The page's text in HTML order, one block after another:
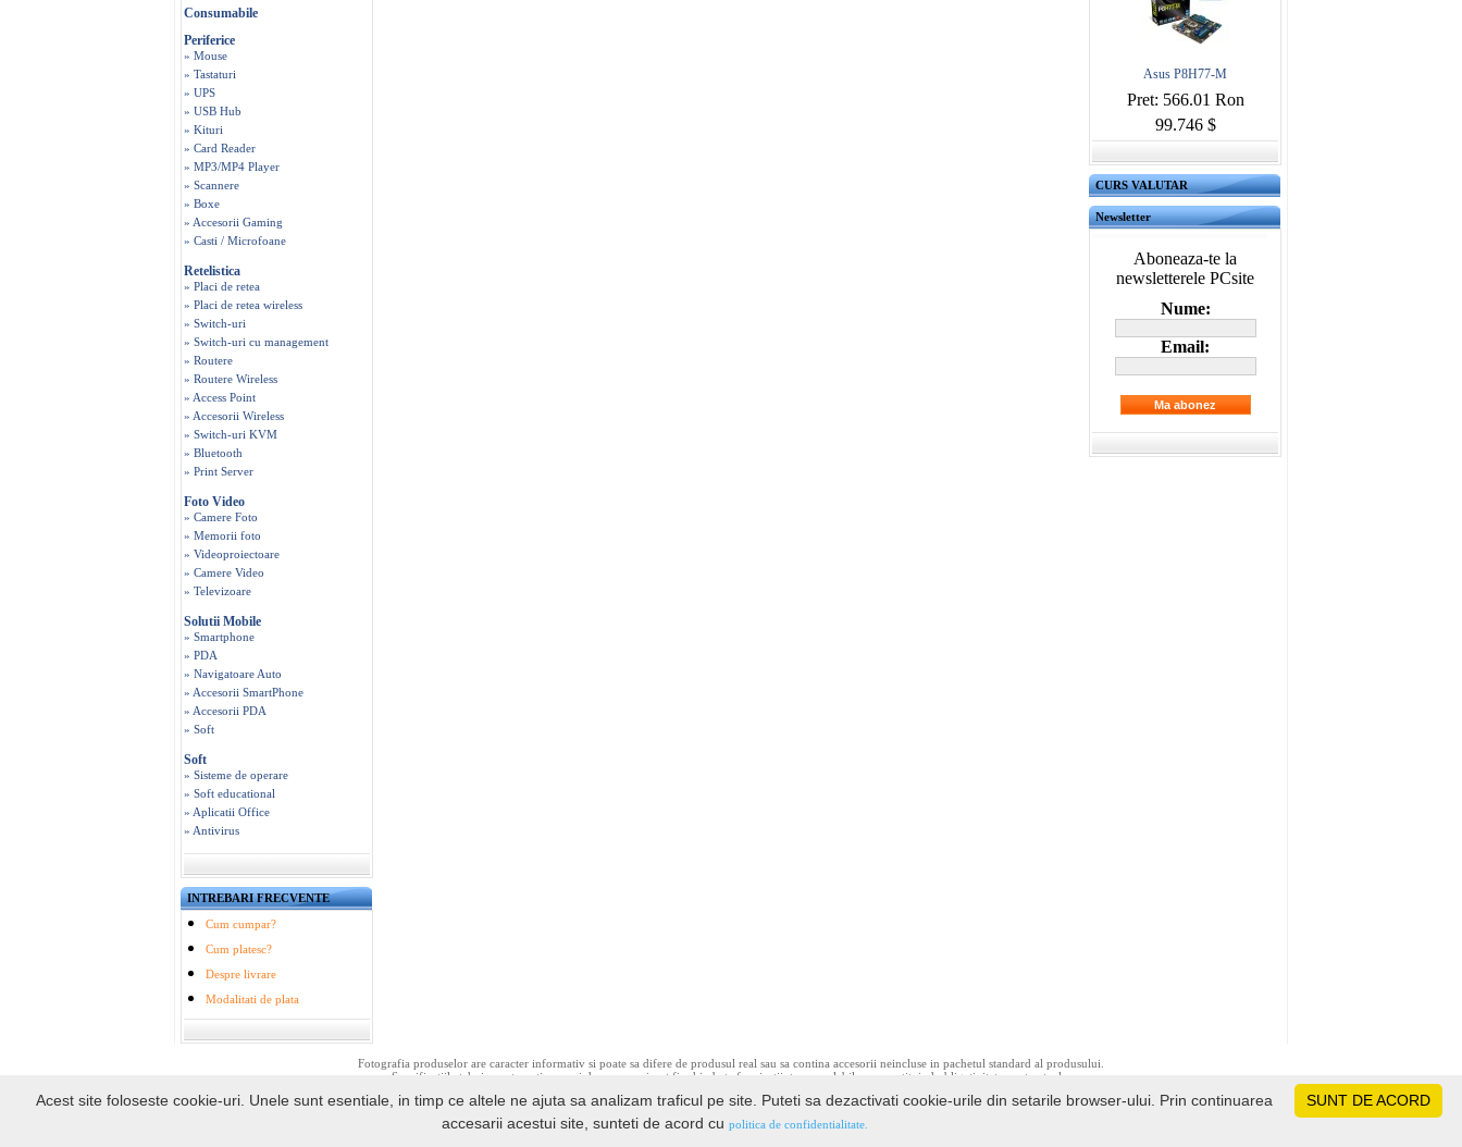
Consumabile
Periferice
» Mouse
» Tastaturi
» UPS
» USB Hub
» Kituri
» Card Reader
» MP3/MP4 Player
» Scannere
» Boxe
» Accesorii Gaming
» Casti / Microfoane
Retelistica
» Placi de retea
» Placi de retea wireless
» Switch-uri
» Switch-uri cu management
» Routere
» Routere Wireless
» Access Point
» Accesorii Wireless
» Switch-uri KVM
» Bluetooth
» Print Server
Foto Video
» Camere Foto
» Memorii foto
» Videoproiectoare
» Camere Video
» Televizoare
Solutii Mobile
» Smartphone
» PDA
» Navigatoare Auto
» Accesorii SmartPhone
» Accesorii PDA
» Soft
Soft
» Sisteme de operare
» Soft educational
» Aplicatii Office
» Antivirus
INTREBARI FRECVENTE
Cum cumpar?
Cum platesc?
Despre livrare
Modalitati de plata
Asus P8H77-M
Pret: 566.01 Ron
99.746 $
CURS VALUTAR
Newsletter
Aboneaza-te la
newsletterele PCsite
Nume:
Email:
Fotografia produselor are caracter informativ si poate sa difere de produsul real sau sa contina accesorii neincluse in pachetul standard al produsului.
Specificatiile tehnice pot contine erori de operare si pot fi schimbate fara instiintare prealabila, neconstituind obligativitate contractuala.
SUNT DE ACORD
Acest site foloseste cookie-uri. Unele sunt esentiale, in timp ce altele ne ajuta sa analizam traficul pe site. Puteti sa dezactivati cookie-urile din setarile browser-ului. Prin continuarea
accesarii acestui site, sunteti de acord cu politica de confidentialitate.